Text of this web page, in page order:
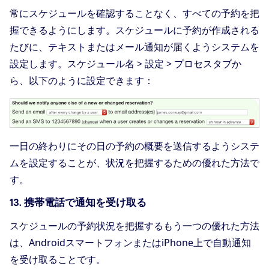
常にスケジュールを確認することなく、すべての予約を把
握できるようにします。スケジュールに予約が作成される
たびに、テキストまたはメール通知が届くようシステムを
設定します。スケジュール名 > 設定 > プロセスタブか
ら、以下のように設定できます：
一日の終わりにその日の予約の概要を送信するようシステ
ムを設定することが、状況を把握するための優れた方法で
す。
13. 携帯電話で通知を受け取る
スケジュールの予約状況を把握するもう一つの優れた方法
は、AndroidスマートフォンまたはiPhone上で自動通知
を受け取ることです。